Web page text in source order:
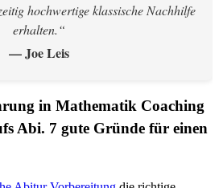
hochwertige klassische Nachhilfe
erhalten.“
— Joe Leis
in Mathematik Coaching
Abi. 7 gute Gründe für einen